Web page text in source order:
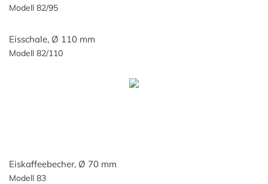
Modell 82/95
Eisschale, Ø 110 mm
Modell 82/110
Eiskaffeebecher, Ø 70 mm
Modell 83